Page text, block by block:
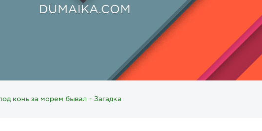
DUMAIKA.COM
конь за морем бывал - Загадка